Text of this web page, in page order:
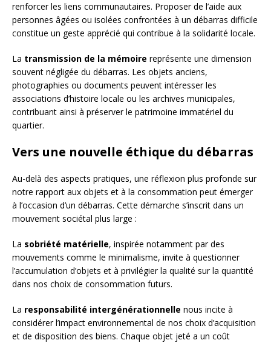
renforcer les liens communautaires. Proposer de l’aide aux
personnes âgées ou isolées confrontées à un débarras difficile
constitue un geste apprécié qui contribue à la solidarité locale.
La transmission de la mémoire représente une dimension
souvent négligée du débarras. Les objets anciens,
photographies ou documents peuvent intéresser les
associations d’histoire locale ou les archives municipales,
contribuant ainsi à préserver le patrimoine immatériel du
quartier.
Vers une nouvelle éthique du débarras
Au-delà des aspects pratiques, une réflexion plus profonde sur
notre rapport aux objets et à la consommation peut émerger
à l’occasion d’un débarras. Cette démarche s’inscrit dans un
mouvement sociétal plus large :
La sobriété matérielle, inspirée notamment par des
mouvements comme le minimalisme, invite à questionner
l’accumulation d’objets et à privilégier la qualité sur la quantité
dans nos choix de consommation futurs.
La responsabilité intergénérationnelle nous incite à
considérer l’impact environnemental de nos choix d’acquisition
et de disposition des biens. Chaque objet jeté a un coût